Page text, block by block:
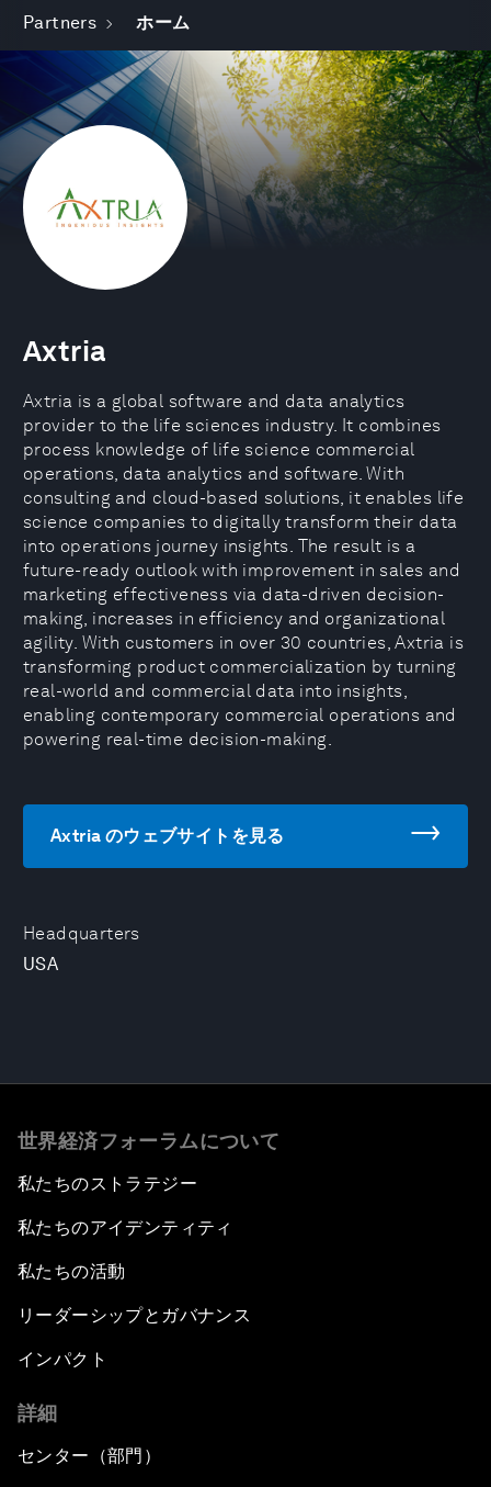
Partners ホーム
Headquarters
USA
Axtria
Axtria is a global software and data analytics
provider to the life sciences industry. It combines
process knowledge of life science commercial
operations, data analytics and software. With
consulting and cloud-based solutions, it enables life
science companies to digitally transform their data
into operations journey insights. The result is a
future-ready outlook with improvement in sales and
marketing effectiveness via data-driven decision-
making, increases in efficiency and organizational
agility. With customers in over 30 countries, Axtria is
transforming product commercialization by turning
real-world and commercial data into insights,
enabling contemporary commercial operations and
powering real-time decision-making.
Axtria のウェブサイトを見る
世界経済フォーラムについて
私たちのストラテジー
私たちのアイデンティティ
私たちの活動
リーダーシップとガバナンス
インパクト
詳細
センター（部門）